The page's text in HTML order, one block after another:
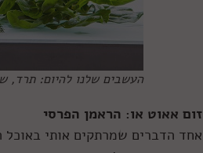
העשבים שלנו להיום: תרד,
זום אאוט או: הראמן הפרסי
אחד הדברים שמרתקים אותי באוכל